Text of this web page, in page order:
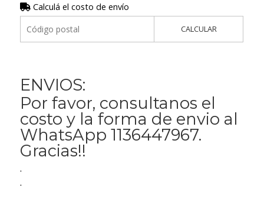
Calculá el costo de envío
CALCULAR
ENVIOS:
Por favor, consultanos el
costo y la forma de envio al
WhatsApp 1136447967.
Gracias!!
.
.